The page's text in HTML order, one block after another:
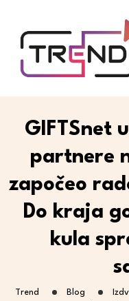
GIFTSnet
partnere
započeo
Do kraja
kula
Trend Blog